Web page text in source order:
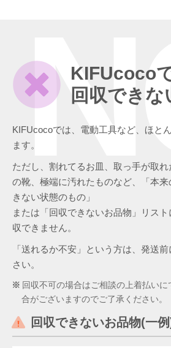
KIFUcoco
回収できな
KIFUcocoでは、電動工具など、ほと
ます。
ただし、割れてるお皿、取っ手が取
の靴、極端に汚れたものなど、「本
きない状態のもの」
または「回収できないお品物」リス
収できません。
「送れるか不安」という方は、発送
さい。
回収不可の場合はご相談の上着払い
合がございますのでご了承ください。
回収できないお品物(一